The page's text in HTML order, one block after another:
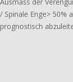
/ Spinale Enge> 50%
prognos­tisch